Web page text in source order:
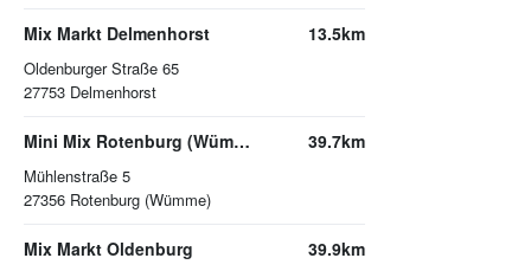
Mix Markt Delmenhorst
Oldenburger Straße 65
27753 Delmenhorst
13.5km
Mini Mix Rotenburg (Wümme)
Mühlenstraße 5
27356 Rotenburg (Wümme)
39.7km
Mix Markt Oldenburg 39.9km